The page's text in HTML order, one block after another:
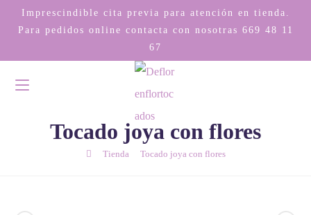
Imprescindible cita previa para atención en tienda.
Para pedidos online contacta con nosotras 669 48 11
67
Tocado joya con flores
Tienda Tocado joya con flores